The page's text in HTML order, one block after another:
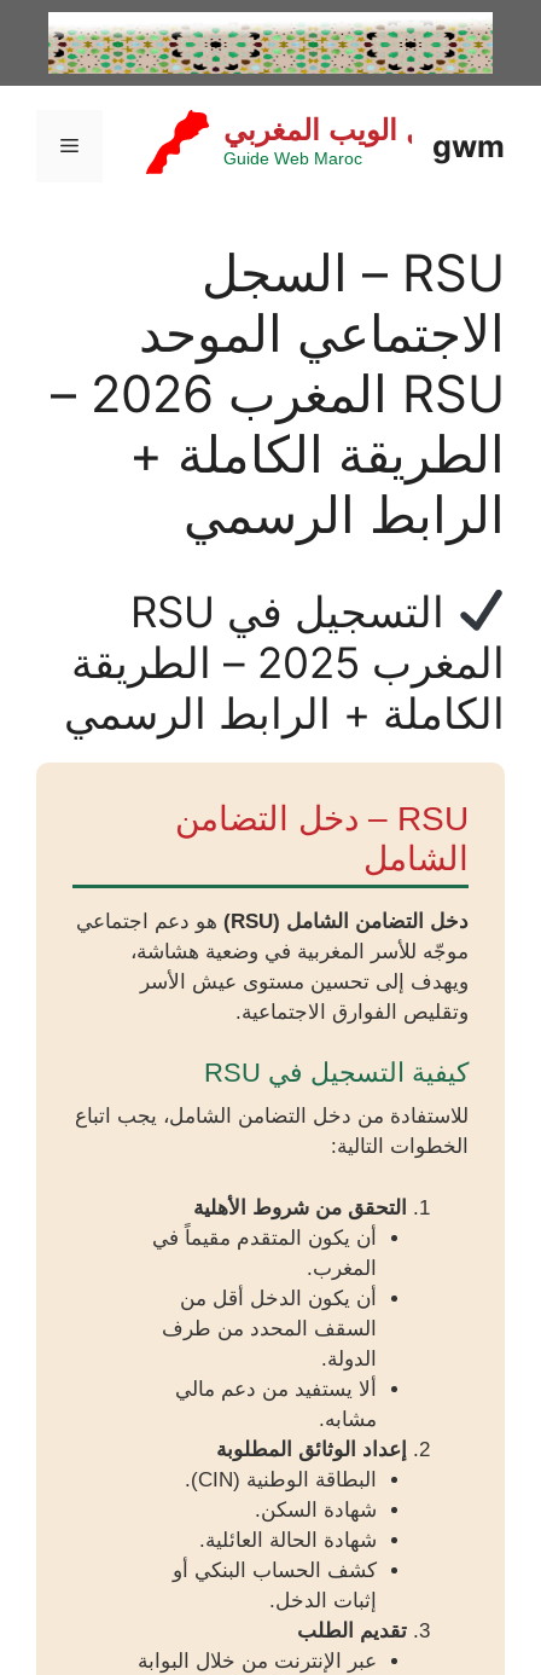
المحتوى
gwm القائمة
RSU – السجل
الاجتماعي الموحد
RSU المغرب 2026 –
الطريقة الكاملة +
الرابط الرسمي
التسجيل في RSU
المغرب 2025 – الطريقة
الكاملة + الرابط الرسمي
RSU – دخل التضامن
الشامل
دخل التضامن الشامل (RSU)
هو دعم اجتماعي
موجّه للأسر المغربية في وضعية هشاشة،
ويهدف إلى تحسين مستوى عيش الأسر
وتقليص الفوارق الاجتماعية.
كيفية التسجيل في RSU
للاستفادة من دخل التضامن الشامل، يجب اتباع
الخطوات التالية:
التحقق من شروط الأهلية
أن يكون المتقدم مقيماً في
المغرب.
أن يكون الدخل أقل من
السقف المحدد من طرف
الدولة.
ألا يستفيد من دعم مالي
مشابه.
إعداد الوثائق المطلوبة
البطاقة الوطنية (CIN).
شهادة السكن.
شهادة الحالة العائلية.
كشف الحساب البنكي أو
إثبات الدخل.
تقديم الطلب
عبر الإنترنت من خلال البوابة